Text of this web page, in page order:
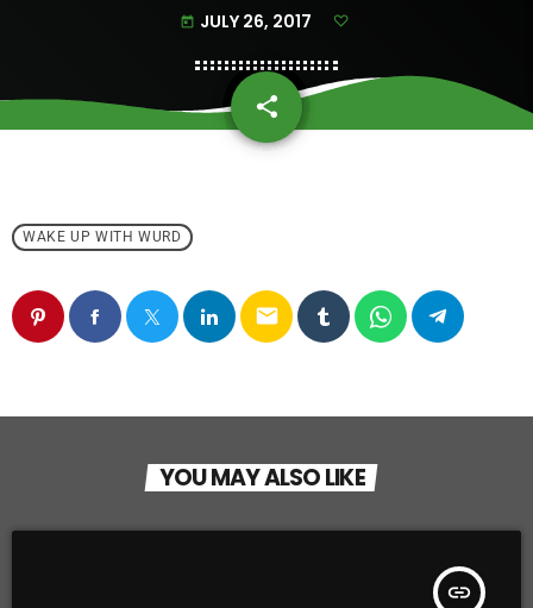
today JULY 26, 2017
share
email
WAKE UP WITH WURD
email
YOU MAY ALSO LIKE
insert_link